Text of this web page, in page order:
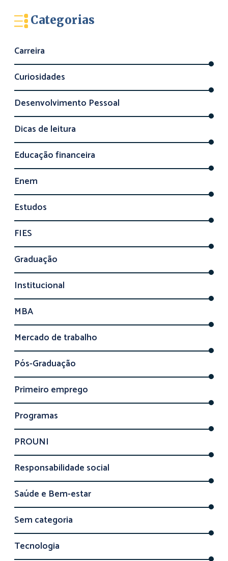
Categorias
Carreira
Curiosidades
Desenvolvimento Pessoal
Dicas de leitura
Educação financeira
Enem
Estudos
FIES
Graduação
Institucional
MBA
Mercado de trabalho
Pós-Graduação
Primeiro emprego
Programas
PROUNI
Responsabilidade social
Saúde e Bem-estar
Sem categoria
Tecnologia